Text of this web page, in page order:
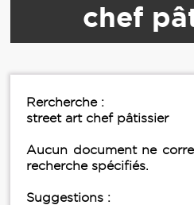
chef
Rercherche :
street art chef pâtissier
Aucun document ne
recherche spécifiés.
Suggestions :